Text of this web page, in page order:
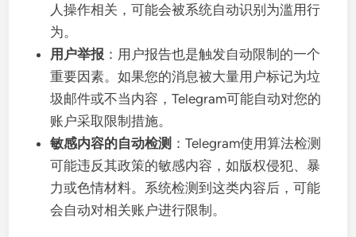
人操作相关，可能会被系统自动识别为滥用行
为。
用户举报 ：用户报告也是触发自动限制的一个
重要因素。如果您的消息被大量用户标记为垃
圾邮件或不当内容，Telegram可能自动对您的
账户采取限制措施。
敏感内容的自动检测 ：Telegram使用算法检测
可能违反其政策的敏感内容，如版权侵犯、暴
力或色情材料。系统检测到这类内容后，可能
会自动对相关账户进行限制。